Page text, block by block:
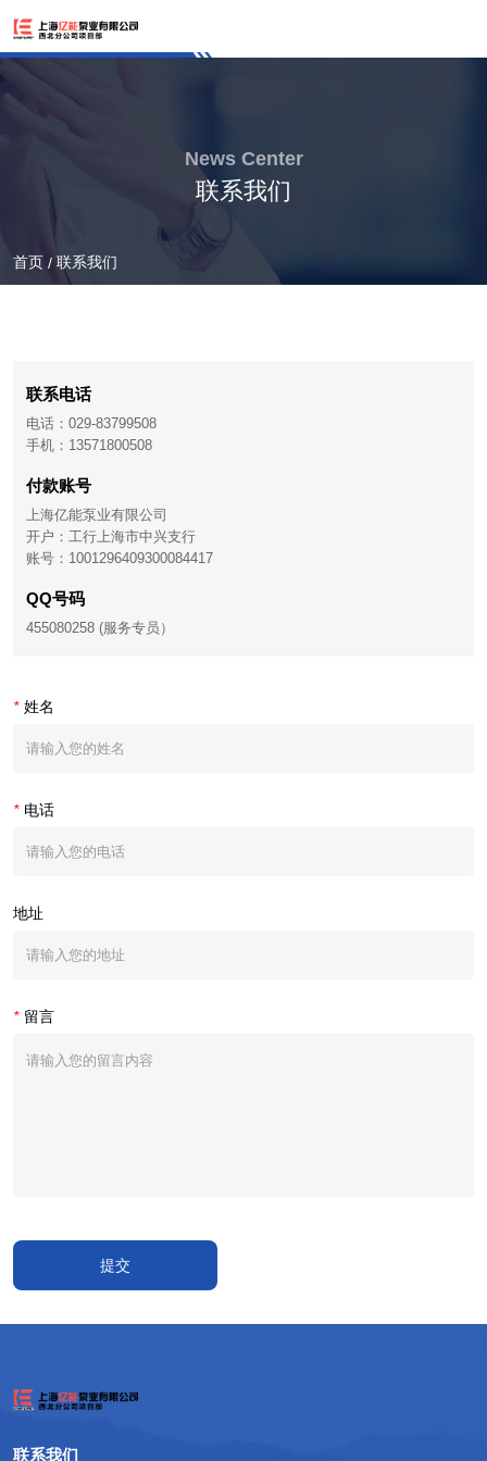
News Center
联系我们
首页 / 联系我们
联系电话
电话：029-83799508
手机：13571800508
付款账号
上海亿能泵业有限公司
开户：工行上海市中兴支行
账号：1001296409300084417
QQ号码
455080258 (服务专员）
* 姓名
* 电话
地址
* 留言
提交
联系我们